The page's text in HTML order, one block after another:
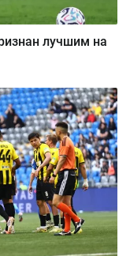
лучшим на